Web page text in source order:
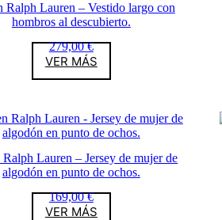
Ralph Lauren – Vestido largo con
hombros al descubierto.
279,00€
VER MÁS
Lauren – Jersey de mujer de
algodón en punto de ochos.
169,00€
VER MÁS